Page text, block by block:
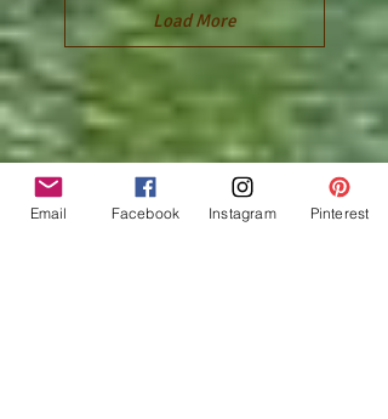
Load More
Email Facebook Instagram Pinterest